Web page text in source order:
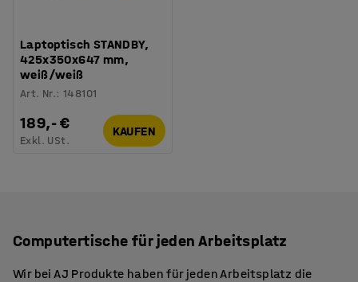
Laptoptisch STANDBY,
425x350x647 mm,
weiß/weiß
Art. Nr.:148101
189,- €
Exkl. USt.
KAUFEN
Computertische für jeden Arbeitsplatz
Wir bei AJ Produkte haben für jeden Arbeitsplatz die